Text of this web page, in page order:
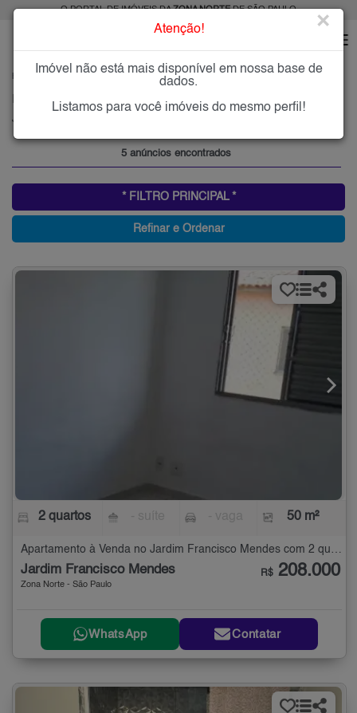
O PORTAL DE IMÓVEIS DAZONA NORTEDE SÃO PAULO
JARDIM FRANCISCO MENDES
Jardim Francisco Mendes, Zona Norte
5 anúncios encontrados
* FILTRO PRINCIPAL *
Refinar e Ordenar
2 quartos 50 m²
Apartamento à Venda no Jardim Francisco Mendes com 2 quartos - 50 m²
Jardim Francisco Mendes
Zona Norte - São Paulo
R$ 208.000
WhatsApp Contatar
Atenção! ×
Imóvel não está mais disponível em nossa base de
dados.
Listamos para você imóveis do mesmo perfil!